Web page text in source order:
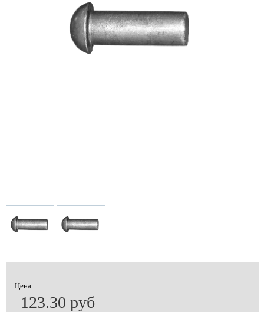
Цена:
123.30 руб